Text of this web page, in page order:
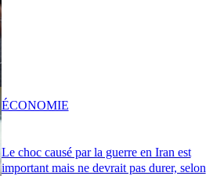
Le choc causé par la guerre en Iran est
important mais ne devrait pas durer, selon
ÉCONOMIE